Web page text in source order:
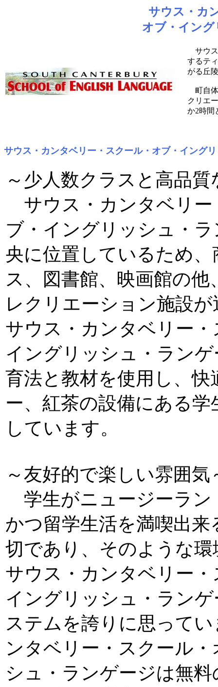
サウス・カ
オブ・イン
サウス
するテ
がる丘
町自体
クリエ
か2時間
サウス・カンタベリー・スクール・オブ・イング
～少人数クラスと高品質
サウス・カンタベリー
ブ・イングリッシュ・
央に位置しているため
ス、図書館、映画館の
レクリエーション施設
サウス・カンタベリー
イングリッシュ・ラン
育法と教材を使用し、
ー、紅茶の設備にある
しています。
～友好的で楽しい雰囲気
学生がニュージーラン
かつ留学生活を満喫出
切であり、そのような
サウス・カンタベリー
イングリッシュ・ラン
ステムを誇りに思って
ンタベリー・スクール
シュ・ランゲージは無